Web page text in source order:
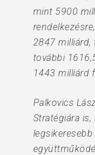
mint 5900
2847 milliárd,
további
1443 milliárd
Palkovics
Stratégiára